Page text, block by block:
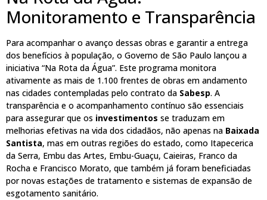
Monitoramento e Transparência
Para acompanhar o avanço dessas obras e garantir a entrega
dos benefícios à população, o Governo de São Paulo lançou a
iniciativa “Na Rota da Água”. Este programa monitora
ativamente as mais de 1.100 frentes de obras em andamento
nas cidades contempladas pelo contrato da Sabesp. A
transparência e o acompanhamento contínuo são essenciais
para assegurar que os investimentos se traduzam em
melhorias efetivas na vida dos cidadãos, não apenas na Baixada
Santista, mas em outras regiões do estado, como Itapecerica
da Serra, Embu das Artes, Embu-Guaçu, Caieiras, Franco da
Rocha e Francisco Morato, que também já foram beneficiadas
por novas estações de tratamento e sistemas de expansão de
esgotamento sanitário.